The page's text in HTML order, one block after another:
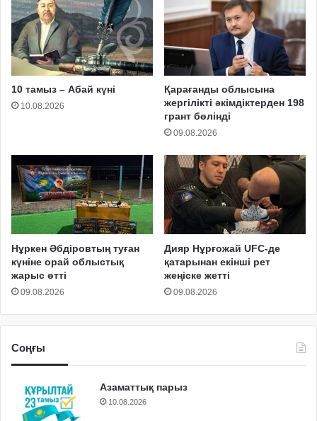
10 тамыз – Абай күні
10.08.2026
Қарағанды облысына
жергілікті әкімдіктерден 198
грант бөлінді
09.08.2026
Нұркен Әбдіровтың туған
күніне орай облыстық
жарыс өтті
09.08.2026
Дияр Нұрғожай UFC-де
қатарынан екінші рет
жеңіске жетті
09.08.2026
Соңғы
Азаматтық парыз
10.08.2026